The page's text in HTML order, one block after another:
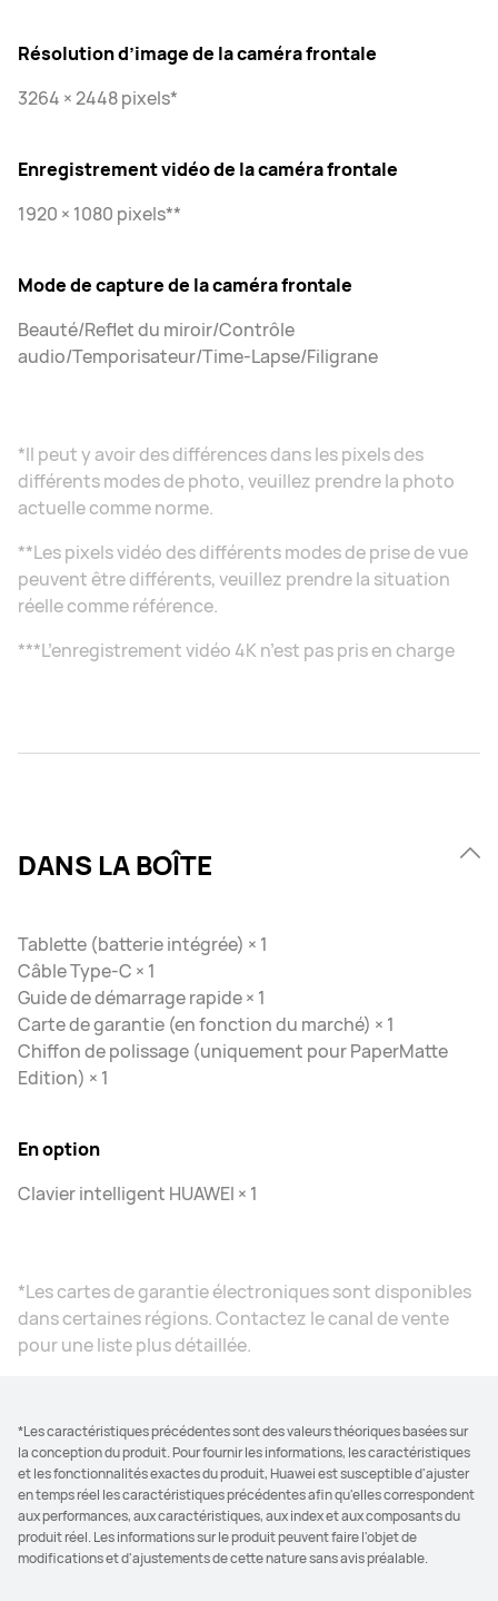
Résolution d’image de la caméra frontale
3264 × 2448 pixels*
Enregistrement vidéo de la caméra frontale
1920 × 1080 pixels**
Mode de capture de la caméra frontale
Beauté/Reflet du miroir/Contrôle
audio/Temporisateur/Time-Lapse/Filigrane
*Il peut y avoir des différences dans les pixels des
différents modes de photo, veuillez prendre la photo
actuelle comme norme.
**Les pixels vidéo des différents modes de prise de vue
peuvent être différents, veuillez prendre la situation
réelle comme référence.
***L’enregistrement vidéo 4K n’est pas pris en charge
DANS LA BOÎTE
Tablette (batterie intégrée) × 1
Câble Type-C × 1
Guide de démarrage rapide × 1
Carte de garantie (en fonction du marché) × 1
Chiffon de polissage (uniquement pour PaperMatte
Edition) × 1
En option
Clavier intelligent HUAWEI × 1
*Les cartes de garantie électroniques sont disponibles
dans certaines régions. Contactez le canal de vente
pour une liste plus détaillée.
*Les caractéristiques précédentes sont des valeurs théoriques basées sur
la conception du produit. Pour fournir les informations, les caractéristiques
et les fonctionnalités exactes du produit, Huawei est susceptible d'ajuster
en temps réel les caractéristiques précédentes afin qu'elles correspondent
aux performances, aux caractéristiques, aux index et aux composants du
produit réel. Les informations sur le produit peuvent faire l'objet de
modifications et d'ajustements de cette nature sans avis préalable.